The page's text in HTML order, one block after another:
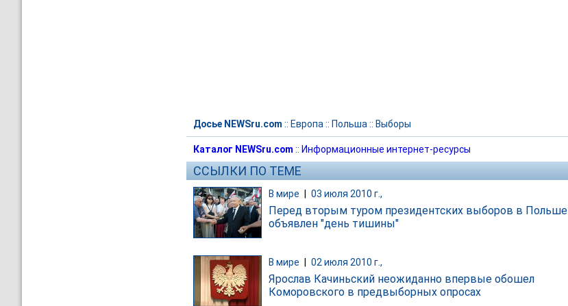
Досье NEWSru.com :: Европа :: Польша :: Выборы
Каталог NEWSru.com :: Информационные интернет-ресурсы
ССЫЛКИ ПО ТЕМЕ
В мире 03 июля 2010 г.,
Перед вторым туром президентских выборов в Польше
объявлен "день тишины"
В мире 02 июля 2010 г.,
Ярослав Качиньский неожиданно впервые обошел
Коморовского в предвыборных опросах